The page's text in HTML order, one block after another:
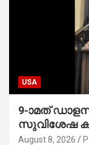
USA
9-ാമത് ഡാളസ് കെ ഇ സി എഫ്
സുവിശേഷ
August 8, 2026